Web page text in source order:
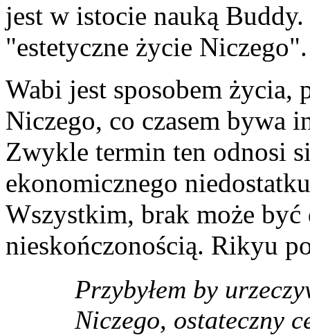
jest w istocie nauką
"estetyczne życie
Wabi jest sposobem życia,
Niczego, co czasem bywa
Zwykle termin ten odnosi
ekonomicznego
Wszystkim, brak może
nieskończonością. Rikyu
Przybyłem by
Niczego, ostateczny